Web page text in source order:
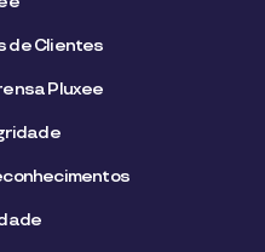
de Clientes
Pluxee